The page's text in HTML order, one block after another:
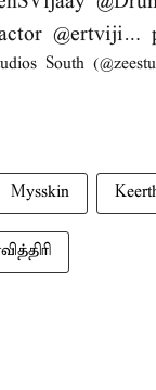
@ertviji…
South
Mysskin